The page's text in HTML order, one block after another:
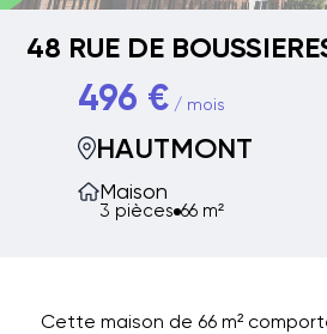
48 RUE DE
496 €/ mois
HAUTMONT
Maison
3 pièces 66 m²
Cette maison de 66 m²